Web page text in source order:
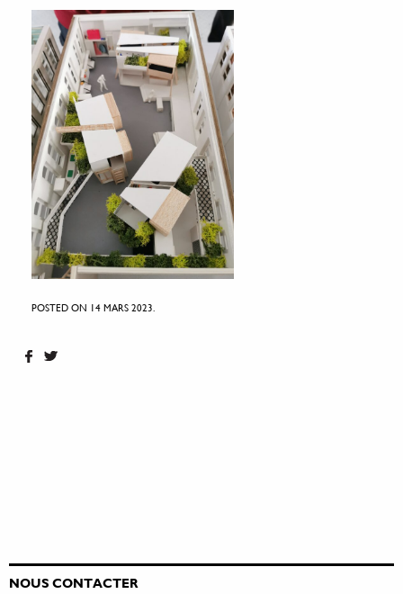
POSTED ON 14 MARS 2023.
NOUS CONTACTER